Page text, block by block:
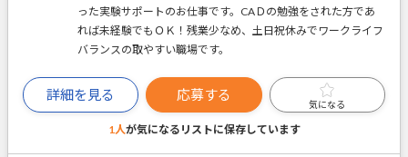
った実験サポートのお仕事です。CAＤの勉強をされた方であ
れば未経験でもＯＫ！残業少なめ、土日祝休みでワークライフ
バランスの取やすい職場です。
詳細を見る 応募する
気になる
1人が気になるリストに保存しています